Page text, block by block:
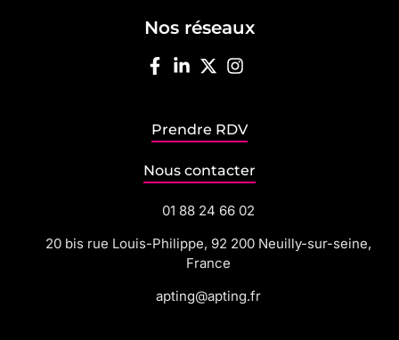
Nos réseaux
Prendre RDV
Nous contacter
01 88 24 66 02
20 bis rue Louis-Philippe, 92 200 Neuilly-sur-seine,
France
apting@apting.fr